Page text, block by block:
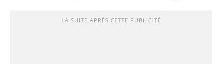
LA SUITE APRÈS CETTE PUBLICITÉ